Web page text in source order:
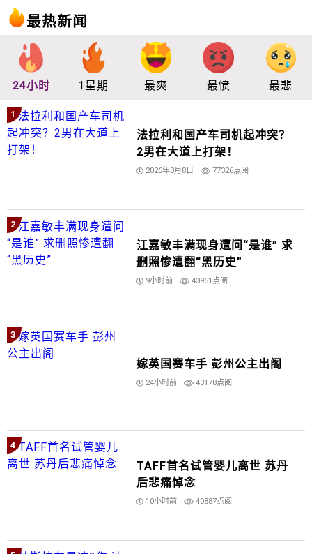
最热新闻
24小时 1星期 最爽 最愤 最悲
1
法拉利和国产车司机起冲突？
2男在大道上打架！
2026年8月8日 77326点阅
2
江嘉敏丰满现身遭问“是谁” 求
删照惨遭翻“黑历史”
9小时前 43961点阅
3
嫁英国赛车手 彭州公主出阁
24小时前 43178点阅
4
TAFF首名试管婴儿离世 苏丹
后悲痛悼念
10小时前 40887点阅